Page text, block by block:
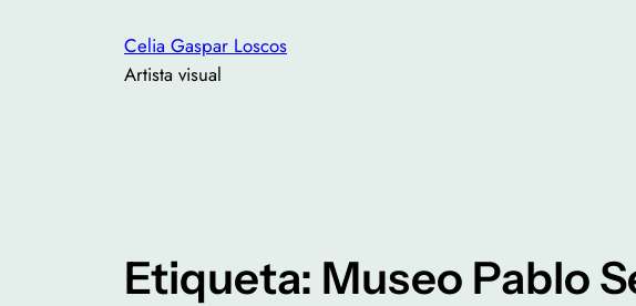
Celia Gaspar Loscos
Artista visual
Etiqueta: Museo Pablo